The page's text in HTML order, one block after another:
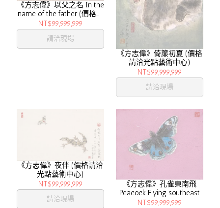
《方志偉》以父之名 In the
name of the father (價格請
洽光點藝術中心)
NT$99,999,999
請洽現場
《方志偉》倚簾初夏 (價格
請洽光點藝術中心)
NT$99,999,999
請洽現場
《方志偉》夜伴 (價格請洽
光點藝術中心)
NT$99,999,999
請洽現場
《方志偉》孔雀東南飛
Peacock Flying southeast
(價格請洽光點藝術中心)
NT$99,999,999